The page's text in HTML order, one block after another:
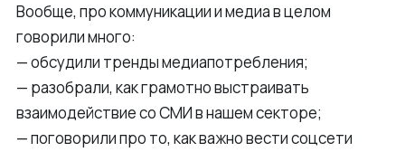
Вообще, про коммуникации и медиа в целом
говорили много:
— обсудили тренды медиапотребления;
— разобрали, как грамотно выстраивать
взаимодействие со СМИ в нашем секторе;
— поговорили про то, как важно вести соцсети